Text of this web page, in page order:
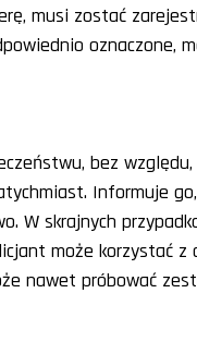
musi zostać
oznaczone,
bez względu,
Informuje
W skrajnych
może korzystać z
nawet próbować